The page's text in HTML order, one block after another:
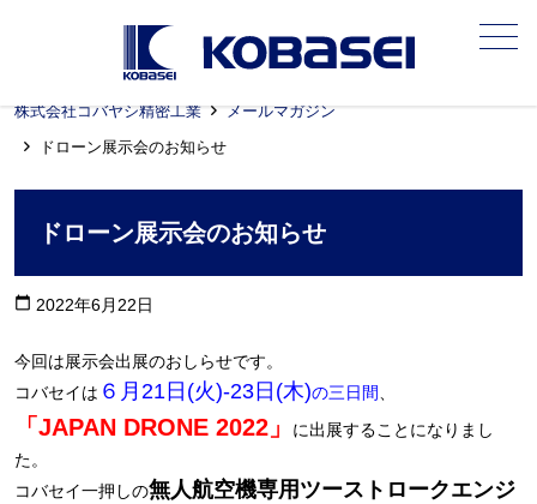
メニュー
株式会社コバヤシ精密工業
メールマガジン
ドローン展示会のお知らせ
ドローン展示会のお知らせ
calendar_today 2022年6月22日
今回は展示会出展のおしらせです。
コバセイは ６月21日(火)-23日(木)の三日間、
「JAPAN DRONE 2022」
に出展することになりまし
た。
コバセイ一押しの無人航空機専用ツーストロークエンジ